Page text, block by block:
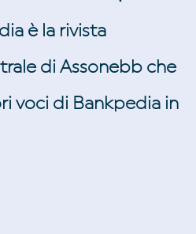
è la rivista
di Assonebb che
voci di Bankpedia in